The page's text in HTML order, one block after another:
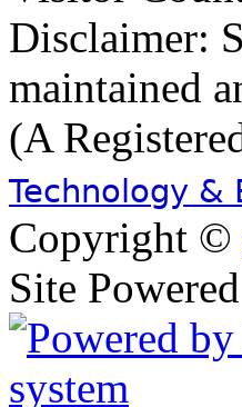
Disclaimer:
maintained
(A
Technology &
Copyright ©
Site